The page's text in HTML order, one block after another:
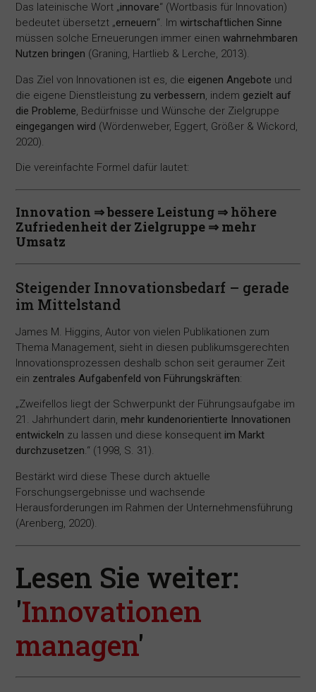
Das lateinische Wort „innovare“ (Wortbasis für Innovation)
bedeutet übersetzt „erneuern“. Imwirtschaftlichen Sinne
müssen solche Erneuerungen immer einenwahrnehmbaren
Nutzen bringen (Graning, Hartlieb & Lerche, 2013).
Das Ziel von Innovationen ist es, die eigenen Angebote und
die eigene Dienstleistung zu verbessern, indem gezielt auf
die Probleme, Bedürfnisse und Wünsche der Zielgruppe
eingegangen wird (Wördenweber, Eggert, Größer & Wickord,
2020).
Die vereinfachte Formel dafür lautet:
Innovation ⇒ bessere Leistung ⇒ höhere
Zufriedenheit der Zielgruppe ⇒ mehr
Umsatz
Steigender Innovationsbedarf – gerade
im Mittelstand
James M. Higgins, Autor von vielen Publikationen zum
Thema Management, sieht in diesen publikumsgerechten
Innovationsprozessen deshalb schon seit geraumer Zeit
ein zentrales Aufgabenfeld von Führungskräften:
„Zweifellos liegt der Schwerpunkt der Führungsaufgabe im
21. Jahrhundert darin, mehr kundenorientierte Innovationen
entwickeln zu lassen und diese konsequent im Markt
durchzusetzen.“ (1998, S. 31).
Bestärkt wird diese These durch aktuelle
Forschungsergebnisse und wachsende
Herausforderungen im Rahmen der Unternehmensführung
(Arenberg, 2020).
Lesen Sie weiter:
'Innovationen
managen'